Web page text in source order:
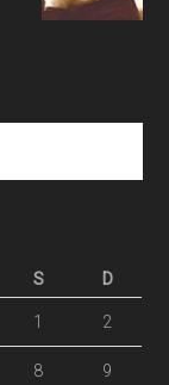
S D
1 2
8 9